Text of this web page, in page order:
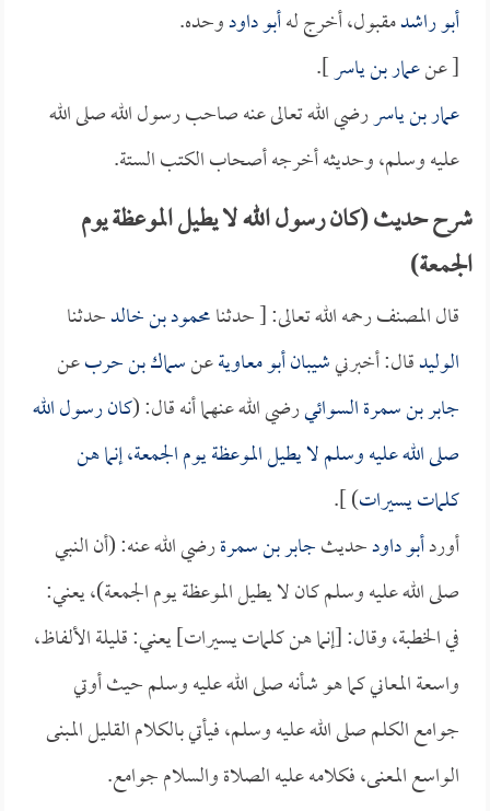
أبو راشدمقبول، أخرج لهأبو داودوحده.
[ عنعمار بن ياسر].
عمار بن ياسررضي الله تعالى عنه صاحب رسول الله صلى الله
عليه وسلم، وحديثه أخرجه أصحاب الكتب الستة.
شرح حديث (كان رسول الله لا يطيل الموعظة يوم
الجمعة)
قال المصنف رحمه الله تعالى: [ حدثنامحمود بن خالدحدثنا
الوليدقال: أخبرنيشيبان أبو معاويةعنسماك بن حربعن
جابر بن سمرة السوائيرضي الله عنهما أنه قال: (كان رسول الله
صلى الله عليه وسلم لا يطيل الموعظة يوم الجمعة، إنما هن
كلمات يسيرات) ].
أوردأبو داودحديثجابر بن سمرةرضي الله عنه: (أن النبي
صلى الله عليه وسلم كان لا يطيل الموعظة يوم الجمعة)، يعني:
في الخطبة، وقال: [إنما هن كلمات يسيرات] يعني: قليلة الألفاظ،
واسعة المعاني كما هو شأنه صلى الله عليه وسلم حيث أوتي
جوامع الكلم صلى الله عليه وسلم، فيأتي بالكلام القليل المبنى
الواسع المعنى، فكلامه عليه الصلاة والسلام جوامع.